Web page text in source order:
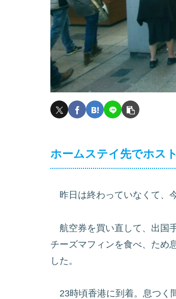
ホームステイ先でホス
昨日は終わっていなくて、
航空券を買い直して、出国
チーズマフィンを食べ、ため
した。
23時頃香港に到着。息つく